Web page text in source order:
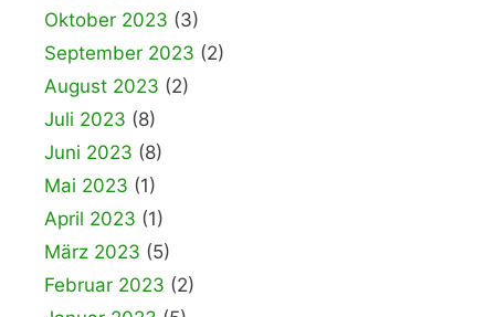
Oktober 2023 (3)
September 2023 (2)
August 2023 (2)
Juli 2023 (8)
Juni 2023 (8)
Mai 2023 (1)
April 2023 (1)
März 2023 (5)
Februar 2023 (2)